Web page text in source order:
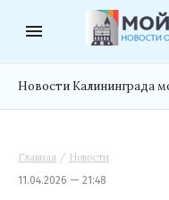
menu
Новости Калининграда
Главная / Новости
11.04.2026 — 21:48